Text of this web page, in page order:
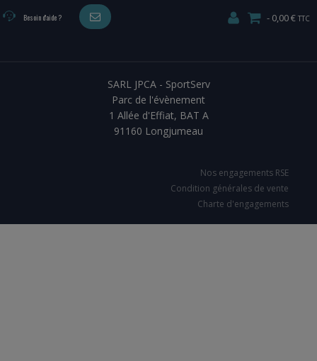
Besoin d'aide ? 0,00 €
TELECHARGEZ NOTRE BROCHURE
SARL JPCA - SportServ
Parc de l'évènement
1 Allée d'Effiat, BAT A
91160 Longjumeau
Nos engagements RSE
Condition générales de vente
Charte d'engagements